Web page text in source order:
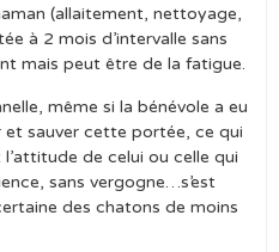
(allaitement, nettoyage,
à 2 mois d’intervalle sans
mais peut être de la fatigue.
même si la bénévole a eu
et sauver cette portée, ce qui
de celui ou celle qui
sans vergogne…s’est
des chatons de moins